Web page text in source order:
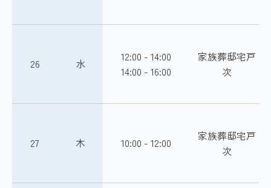
26 水
12:00 - 14:00
14:00 - 16:00
家族葬邸宅戸
次
27 木 10:00 - 12:00
家族葬邸宅戸
次